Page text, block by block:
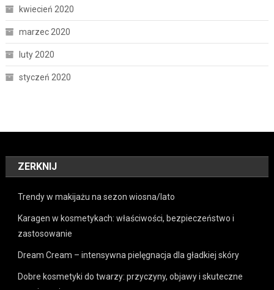
kwiecień 2020
marzec 2020
luty 2020
styczeń 2020
ZERKNIJ
Trendy w makijażu na sezon wiosna/lato
Karagen w kosmetykach: właściwości, bezpieczeństwo i
zastosowanie
Dream Cream – intensywna pielęgnacja dla gładkiej skóry
Dobre kosmetyki do twarzy: przyczyny, objawy i skuteczne